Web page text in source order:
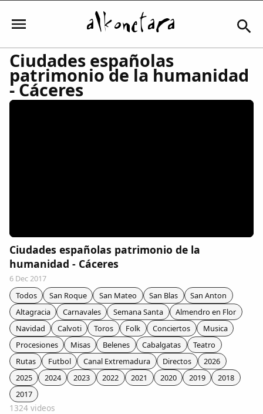
Iniciar sesión
Comunidad
Colaboradores
AlkoTV
Biblioteca
Periódico Alconétar
Foros
Ciudades españolas
patrimonio de la humanidad
- Cáceres
Ciudades españolas patrimonio de la
humanidad - Cáceres
6 Dec 2017
Todos
San Roque San Mateo San Blas
San Anton
Altagracia
Carnavales Semana Santa
Almendro en Flor
Navidad
Calvoti Toros Folk Conciertos
Musica
Procesiones
Misas Belenes Cabalgatas
Teatro
Rutas
Futbol Canal Extremadura Directos
2026
2025
2024 2023 2022 2021 2020 2019
2018
2017
1324 videos